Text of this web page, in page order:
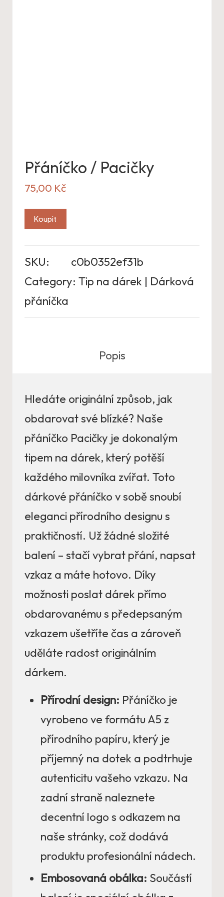
Přáníčko / Pacičky
75,00 Kč
Koupit
SKU:
c0b0352ef31b
Category: Tip na dárek | Dárková
přáníčka
Popis
Hledáte originální způsob, jak
obdarovat své blízké? Naše
přáníčko Pacičky je dokonalým
tipem na dárek, který potěší
každého milovníka zvířat. Toto
dárkové přáníčko v sobě snoubí
eleganci přírodního designu s
praktičností. Už žádné složité
balení – stačí vybrat přání, napsat
vzkaz a máte hotovo. Díky
možnosti poslat dárek přímo
obdarovanému s předepsaným
vzkazem ušetříte čas a zároveň
uděláte radost originálním
dárkem.
Přírodní design: Přáníčko je
vyrobeno ve formátu A5 z
přírodního papíru, který je
příjemný na dotek a podtrhuje
autenticitu vašeho vzkazu. Na
zadní straně naleznete
decentní logo s odkazem na
naše stránky, což dodává
produktu profesionální nádech.
Embosovaná obálka: Součástí